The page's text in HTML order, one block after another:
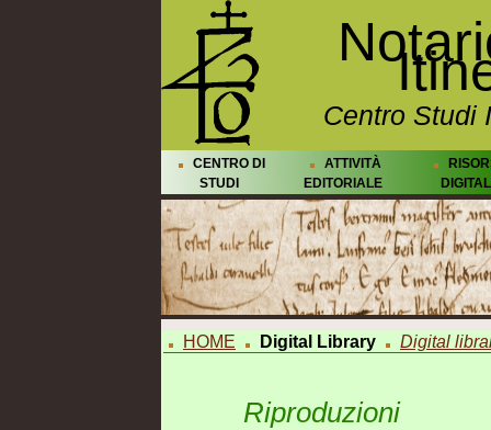
Centro Studi
CENTRO DI
STUDI
ATTIVITÀ
EDITORIALE
HOME Digital Library Digital
Riproduzioni